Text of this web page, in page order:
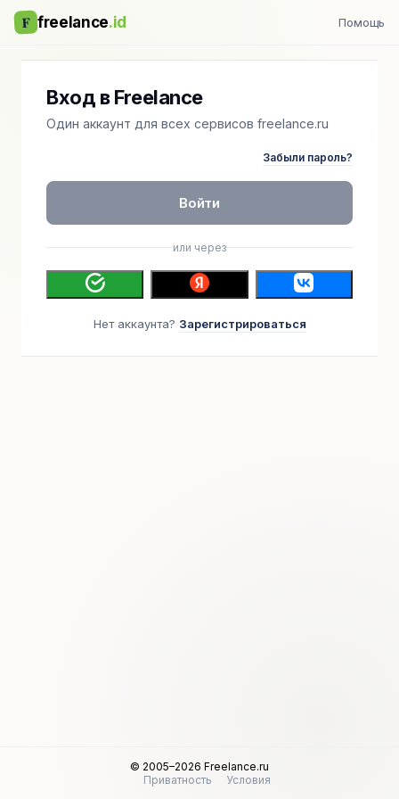
F freelance.id Помощь
Вход в Freelance
Один аккаунт для всех сервисов freelance.ru
Забыли пароль?
Войти
или через
Нет аккаунта? Зарегистрироваться
© 2005–2026 Freelance.ru
Приватность
Условия